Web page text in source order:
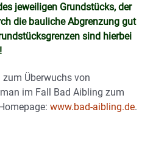
jeweiligen Grundstücks, der
die bauliche Abgrenzung gut
sind hierbei
Überwuchs von
im Fall Bad Aibling zum
www.bad-aibling.de.